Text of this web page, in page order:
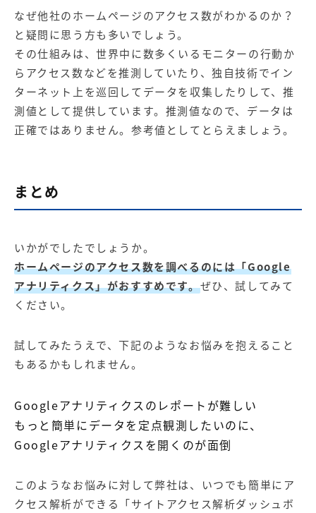
なぜ他社のホームページのアクセス数がわかるのか？
と疑問に思う方も多いでしょう。
その仕組みは、世界中に数多くいるモニターの行動か
らアクセス数などを推測していたり、独自技術でイン
ターネット上を巡回してデータを収集したりして、推
測値として提供しています。推測値なので、データは
正確ではありません。参考値としてとらえましょう。
まとめ
いかがでしたでしょうか。
ホームページのアクセス数を調べるのには「Google
アナリティクス」がおすすめです。ぜひ、試してみて
ください。
試してみたうえで、下記のようなお悩みを抱えること
もあるかもしれません。
Googleアナリティクスのレポートが難しい
もっと簡単にデータを定点観測したいのに、
Googleアナリティクスを開くのが面倒
このようなお悩みに対して弊社は、いつでも簡単にア
クセス解析ができる「サイトアクセス解析ダッシュボ